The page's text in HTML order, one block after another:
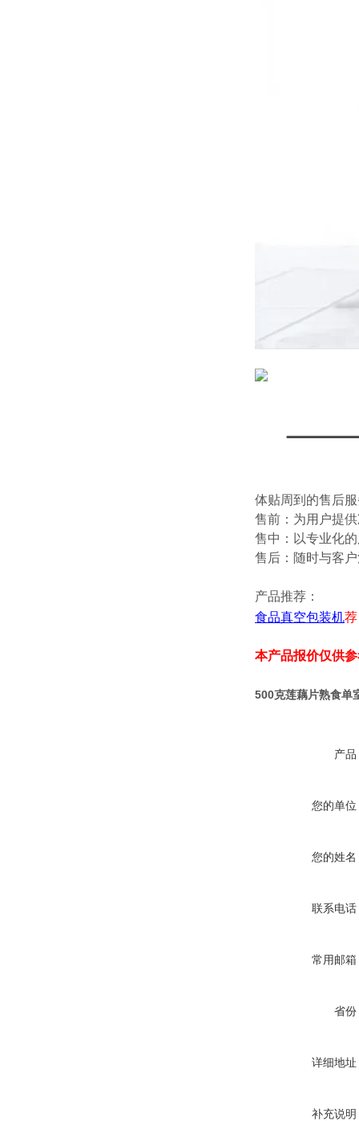
体贴周到的售后
售前：为用户提
售中：以专业化
售后：随时与客
产品推荐：
食品真空包装机荐
本产品报价仅供
500克莲藕片熟食单
产品
您的单位
您的姓名
联系电话
常用邮箱
省份
详细地址
补充说明